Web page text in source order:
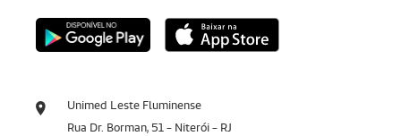
Unimed Leste Fluminense
Rua Dr. Borman, 51 - Niterói - RJ